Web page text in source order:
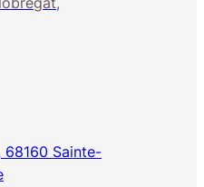
68160 Sainte-